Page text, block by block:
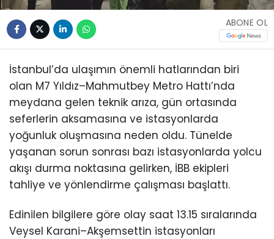
ABONE OL
İstanbul’da ulaşımın önemli hatlarından biri
olan M7 Yıldız–Mahmutbey Metro Hattı’nda
meydana gelen teknik arıza, gün ortasında
seferlerin aksamasına ve istasyonlarda
yoğunluk oluşmasına neden oldu. Tünelde
yaşanan sorun sonrası bazı istasyonlarda yolcu
akışı durma noktasına gelirken, İBB ekipleri
tahliye ve yönlendirme çalışması başlattı.
Edinilen bilgilere göre olay saat 13.15 sıralarında
Veysel Karani–Akşemsettin istasyonları